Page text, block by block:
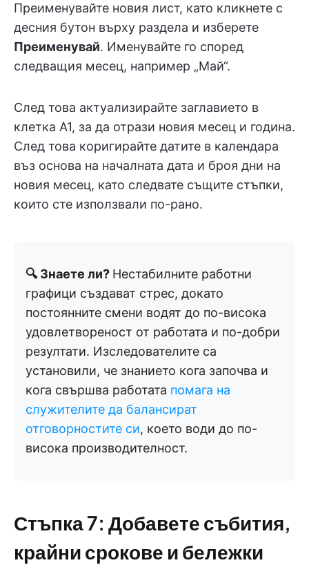
Преименувайте новия лист, като кликнете с
десния бутон върху раздела и изберете
Преименувай. Именувайте го според
следващия месец, например „Май“.
След това актуализирайте заглавието в
клетка A1, за да отрази новия месец и година.
След това коригирайте датите в календара
въз основа на началната дата и броя дни на
новия месец, като следвате същите стъпки,
които сте използвали по-рано.
🔍 Знаете ли? Нестабилните работни
графици създават стрес, докато
постоянните смени водят до по-висока
удовлетвореност от работата и по-добри
резултати. Изследователите са
установили, че знанието кога започва и
кога свършва работата помага на
служителите да балансират
отговорностите си, което води до по-
висока производителност.
Стъпка 7: Добавете събития,
крайни срокове и бележки